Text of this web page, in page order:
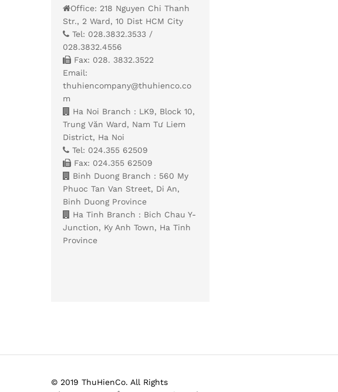
Office: 218 Nguyen Chi Thanh
Str., 2 Ward, 10 Dist HCM City
Tel: 028.3832.3533 /
028.3832.4556
Fax: 028. 3832.3522
Email:
thuhiencompany@thuhienco.co
m
Ha Noi Branch : LK9, Block 10,
Trung Văn Ward, Nam Tư Liem
District, Ha Noi
Tel: 024.355 62509
Fax: 024.355 62509
Binh Duong Branch : 560 My
Phuoc Tan Van Street, Di An,
Binh Duong Province
Ha Tinh Branch : Bich Chau Y-
Junction, Ky Anh Town, Ha Tinh
Province
© 2019 ThuHienCo. All Rights